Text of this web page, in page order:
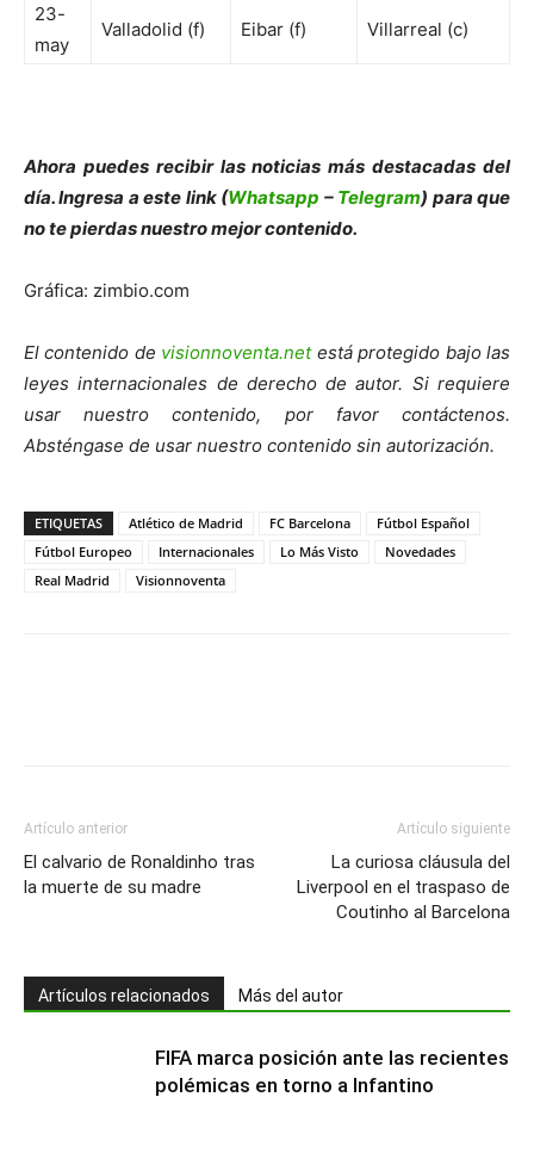
23-
may
Valladolid (f) Eibar (f) Villarreal (c)
Ahora puedes recibir las noticias más destacadas del
día. Ingresa a este link (Whatsapp – Telegram) para que
no te pierdas nuestro mejor contenido.
Gráfica: zimbio.com
El contenido de visionnoventa.netestá protegido bajo las
leyes internacionales de derecho de autor. Si requiere
usar nuestro contenido, por favor contáctenos.
Absténgase de usar nuestro contenido sin autorización.
ETIQUETAS Atlético de Madrid FC Barcelona
Fútbol Español
Fútbol Europeo
Internacionales Lo Más Visto
Novedades
Real Madrid
Visionnoventa
Artículo anterior
El calvario de Ronaldinho tras
la muerte de su madre
Artículo siguiente
La curiosa cláusula del
Liverpool en el traspaso de
Coutinho al Barcelona
Artículos relacionados Más del autor
FIFA marca posición ante las recientes
polémicas en torno a Infantino